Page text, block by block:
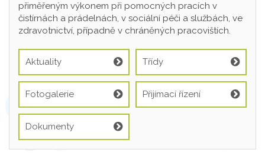
přiměřeným výkonem při pomocných pracích v
čistírnách a prádelnách, v sociální péči a službách, ve
zdravotnictví, případně v chráněných pracovištích.
Aktuality Třídy
Fotogalerie Přijímací řízení
Dokumenty